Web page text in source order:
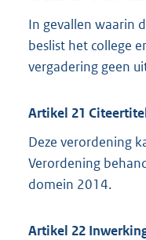
In gevallen waarin
beslist het college
vergadering geen
Artikel 21
Deze verordening
Verordening
domein 2014.
Artikel 22